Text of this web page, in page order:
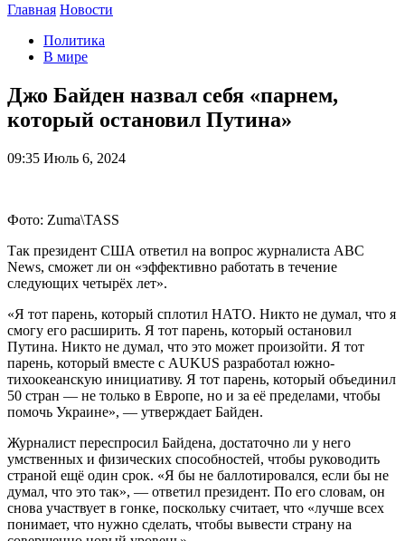
Главная Новости
Политика
В мире
Джо Байден назвал себя «парнем,
который остановил Путина»
09:35 Июль 6, 2024
Фото: Zuma\TASS
Так президент США ответил на вопрос журналиста ABC
News, сможет ли он «эффективно работать в течение
следующих четырёх лет».
«Я тот парень, который сплотил НАТО. Никто не думал, что я
смогу его расширить. Я тот парень, который остановил
Путина. Никто не думал, что это может произойти. Я тот
парень, который вместе с AUKUS разработал южно-
тихоокеанскую инициативу. Я тот парень, который объединил
50 стран — не только в Европе, но и за её пределами, чтобы
помочь Украине», — утверждает Байден.
Журналист переспросил Байдена, достаточно ли у него
умственных и физических способностей, чтобы руководить
страной ещё один срок. «Я бы не баллотировался, если бы не
думал, что это так», — ответил президент. По его словам, он
снова участвует в гонке, поскольку считает, что «лучше всех
понимает, что нужно сделать, чтобы вывести страну на